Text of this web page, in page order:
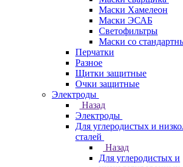
Маски Хамелеон
Маски ЭСАБ
Светофильтры
Маски со
Перчатки
Разное
Щитки защитные
Очки защитные
Электроды
Назад
Электроды
Для углеродистых и
сталей
Назад
Для углеродистых и